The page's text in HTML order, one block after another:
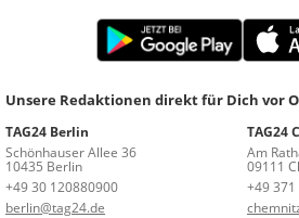
Unsere Redaktionen direkt für Dich vor
TAG24 Berlin
Schönhauser Allee 36
10435 Berlin
+49 30 120880900
berlin@tag24.de
TAG24
Am
09111
+49